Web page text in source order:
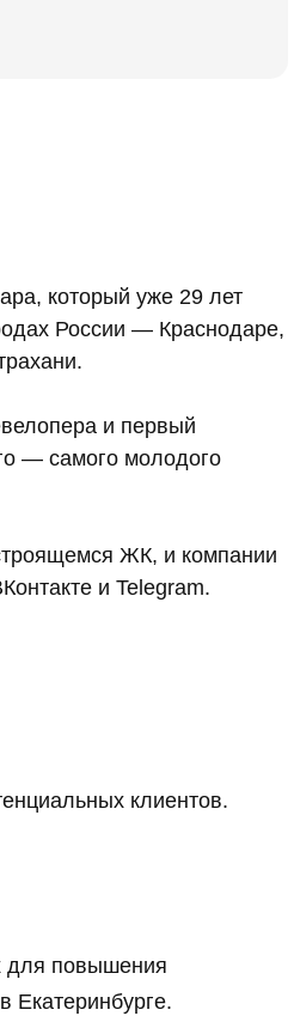
который уже 29 лет
России — Краснодаре,
и первый
— самого молодого
ЖК, и компании
и Telegram.
клиентов.
для повышения